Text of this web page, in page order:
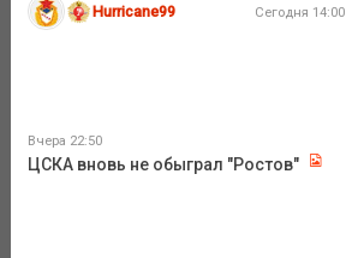
Hurricane99 Сегодня 14:00
Вчера 22:50
ЦСКА вновь не обыграл "Ростов"